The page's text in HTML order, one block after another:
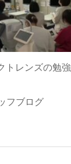
トレンズの勉強
フブログ